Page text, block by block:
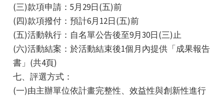
(三)款項申請：5月29日(五)前
(四)款項撥付：預計6月12日(五)前
(五)活動執行：自名單公告後至9月30日(三)止
(六)活動結案：於活動結束後1個月內提供「成果報告
書」(共4頁)
七、評選方式：
(一)由主辦單位依計畫完整性、效益性與創新性進行